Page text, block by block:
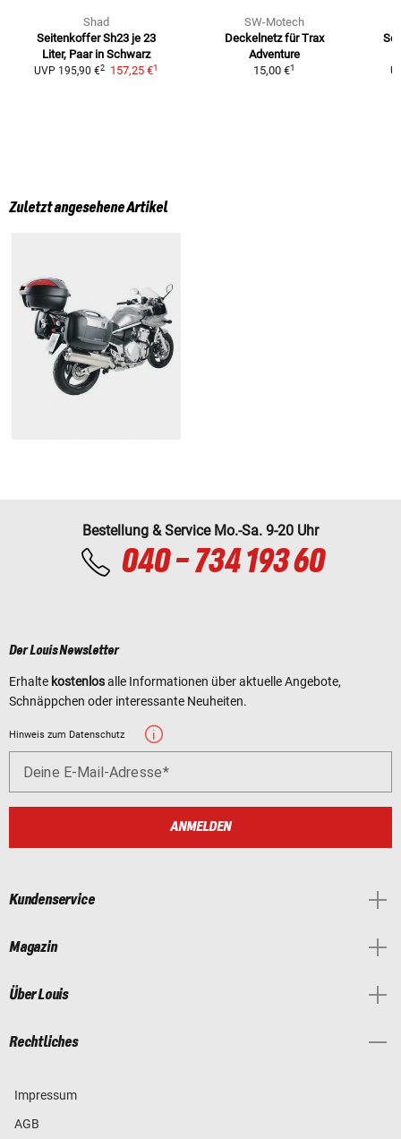
Shad
Seitenkoffer Sh23 je 23
Liter, Paar in Schwarz
UVP 195,90 €2 157,25 €1
SW-Motech
Deckelnetz für Trax
Adventure
15,00 €1
Zuletzt angesehene Artikel
Bestellung & Service Mo.-Sa. 9-20 Uhr
040 - 734 193 60
Der Louis Newsletter
Erhalte kostenlosalle Informationen über aktuelle Angebote,
Schnäppchen oder interessante Neuheiten.
Hinweis zum Datenschutz
Deine E-Mail-Adresse
ANMELDEN
Kundenservice
Magazin
Über Louis
Rechtliches
Impressum
AGB